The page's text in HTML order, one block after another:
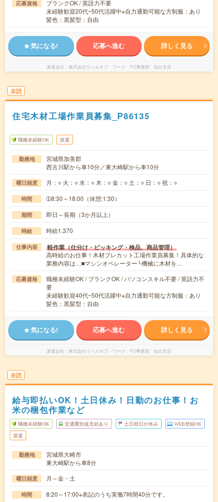
応募資格
ブランクOK / 英語力不要
未経験歓迎20代~50代活躍中※自力通勤可能な方制服：あり
髪色：黒髪型：自由
気になる! 応募へ進む 詳しく見る
派遣会社 株式会社ウィルオブ・ワーク FO事業部 仙台支店
未読
住宅木材工場作業員募集_P86135
職種未経験OK 派遣
勤務地
宮城県加美郡
西古川駅から車10分／東大崎駅から車10分
曜日頻度 月：○ 火：○ 水：○ 木：○ 金：○ 土：○ 日：○ 祝：○
時間 ➀8:30～18:00（休憩:1:30）
期間 即日～長期（3か月以上）
時給 時給1,370
仕事内容 軽作業（仕分け・ピッキング・検品、商品管理）
高時給のお仕事！木材プレカット工場作業員募集！具体的な
業務内容は…■マシンオペレーター└機械に木材を…
応募資格
職種未経験OK / ブランクOK / パソコンスキル不要 / 英語力不
要
未経験歓迎40代~50代活躍中※自力通勤可能な方制服：あり
髪色：黒髪型：自由
気になる! 応募へ進む 詳しく見る
派遣会社 株式会社ウィルオブ・ワーク FO事業部 仙台支店
未読
給与即払いOK！土日休み！日勤のお仕事！お
米の梱包作業など
職種未経験OK 交通費別途支給あり 土日祝日が休み WEB登録OK
派遣
勤務地
宮城県大崎市
東大崎駅から車8分
曜日頻度 月～金・土
時間 8:20～17:00※表記のうち実働7時間40分です。